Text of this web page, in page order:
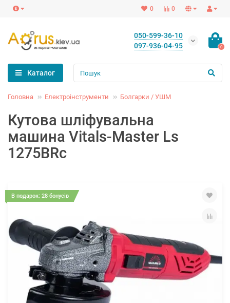
0
0
050-599-36-10
097-936-04-95
0
Каталог
Головна Електроінструменти Болгарки / УШМ
Кутова шліфувальна
машина Vitals-Master Ls
1275BRc
В подарок: 28 бонусів